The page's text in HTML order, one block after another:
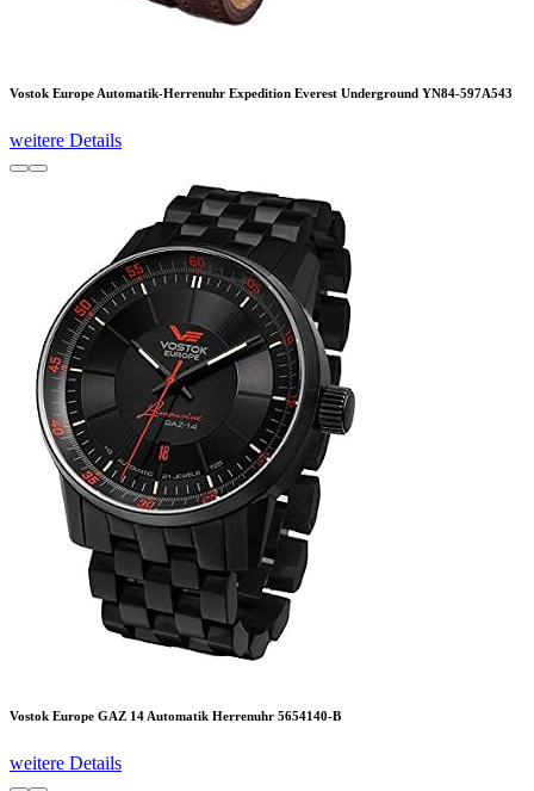
Vostok Europe Automatik-Herrenuhr Expedition Everest Underground YN84-597A543
weitere Details
Vostok Europe GAZ 14 Automatik Herrenuhr 5654140-B
weitere Details